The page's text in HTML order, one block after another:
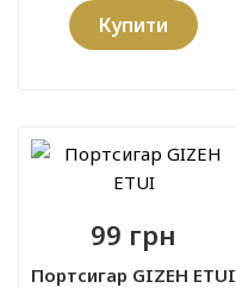
Купити
99 грн
Портсигар GIZEH ETUI